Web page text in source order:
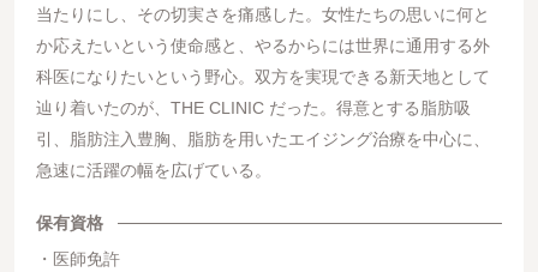
当たりにし、その切実さを痛感した。女性たちの思いに何と
か応えたいという使命感と、やるからには世界に通用する外
科医になりたいという野心。双方を実現できる新天地として
辿り着いたのが、THE CLINIC だった。得意とする脂肪吸
引、脂肪注入豊胸、脂肪を用いたエイジング治療を中心に、
急速に活躍の幅を広げている。
保有資格
医師免許